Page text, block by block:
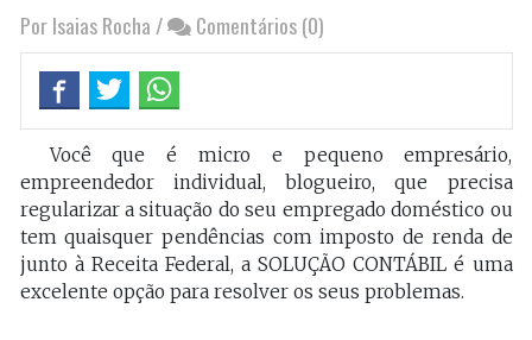
Por Isaias Rocha / Comentários (0)
Você que é micro e pequeno empresário,
empreendedor individual, blogueiro, que precisa
regularizar a situação do seu empregado doméstico ou
tem quaisquer pendências com imposto de renda de
junto à Receita Federal, a SOLUÇÃO CONTÁBIL é uma
excelente opção para resolver os seus problemas.